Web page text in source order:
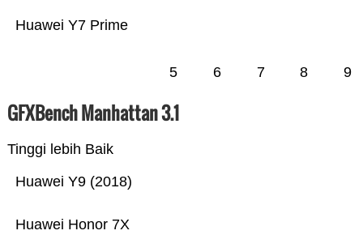
Huawei Y7 Prime
5 6 7 8 9
GFXBench Manhattan 3.1
Tinggi lebih Baik
Huawei Honor 7X
Huawei Y9 (2018)